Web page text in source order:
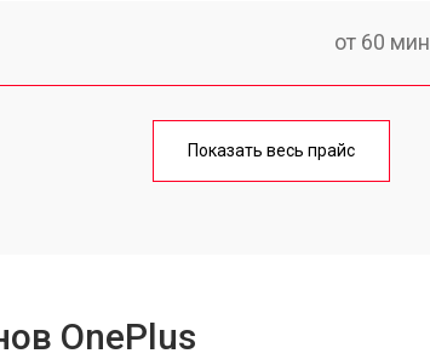
от 60 мин
от 50 мин
Показать весь прайс
OnePlus